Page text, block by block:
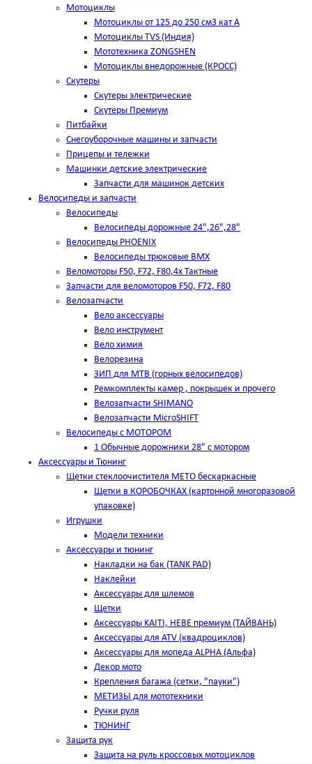
Мотоциклы
Мотоциклы от 125 до 250 см3 кат А
Мотоциклы TVS (Индия)
Мототехника ZONGSHEN
Мотоциклы внедорожные (КРОСС)
Скутеры
Скутеры электрические
Скутеры Премиум
Питбайки
Снегоуборочные машины и запчасти
Прицепы и тележки
Машинки детские электрические
Запчасти для машинок детских
Велосипеды и запчасти
Велосипеды
Велосипеды дорожные 24",26",28"
Велосипеды PHOENIX
Велосипеды трюковые BMX
Веломоторы F50, F72, F80,4х Тактные
Запчасти для веломоторов F50, F72, F80
Велозапчасти
Вело аксессуары
Вело инструмент
Вело химия
Велорезина
ЗИП для MTB (горных велосипедов)
Ремкомплекты камер , покрышек и прочего
Велозапчасти SHIMANO
Велозапчасти MicroSHIFT
Велосипеды с МОТОРОМ
1 Обычные дорожники 28" с мотором
Аксессуары и Тюнинг
Щетки стеклоочистителя METO бескаркасные
Щетки в КОРОБОЧКАХ (картонной многоразовой
упаковке)
Игрушки
Модели техники
Аксессуары и тюнинг
Накладки на бак (TANK PAD)
Наклейки
Аксессуары для шлемов
Щетки
Аксессуары KAITI, HEBE премиум (ТАЙВАНЬ)
Аксессуары для ATV (квадроциклов)
Аксессуары для мопеда ALPHA (Альфа)
Декор мото
Крепления багажа (сетки, "пауки")
МЕТИЗЫ для мототехники
Ручки руля
ТЮНИНГ
Защита рук
Защита на руль кроссовых мотоциклов